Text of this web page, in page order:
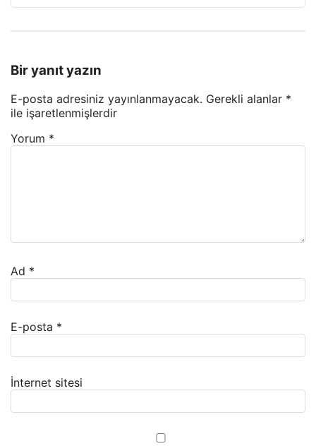
Bir yanıt yazın
E-posta adresiniz yayınlanmayacak. Gerekli alanlar *
ile işaretlenmişlerdir
Yorum *
Ad *
E-posta *
İnternet sitesi